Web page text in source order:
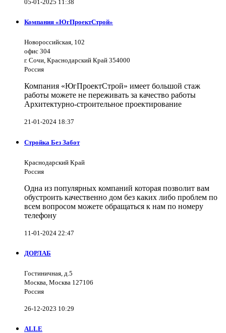
05-01-2025 11:38
Компания «ЮгПроектСтрой»
Новороссийская, 102
офис 304
г. Сочи, Краснодарский Край 354000
Россия
Компания «ЮгПроектСтрой» имеет большой стаж
работы можете не переживать за качество работы
Архитектурно-строительное проектирование
21-01-2024 18:37
Стройка Без Забот
Краснодарский Край
Россия
Одна из популярных компаний которая позволит вам
обустроить качественно дом без каких либо проблем по
всем вопросом можете обращаться к нам по номеру
телефону
11-01-2024 22:47
ДОРЛАБ
Гостиничная, д.5
Москва, Москва 127106
Россия
26-12-2023 10:29
ALLE